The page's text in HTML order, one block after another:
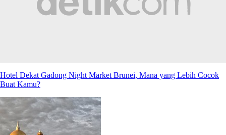
Hotel Dekat Gadong Night Market Brunei, Mana yang Lebih Cocok
Buat Kamu?